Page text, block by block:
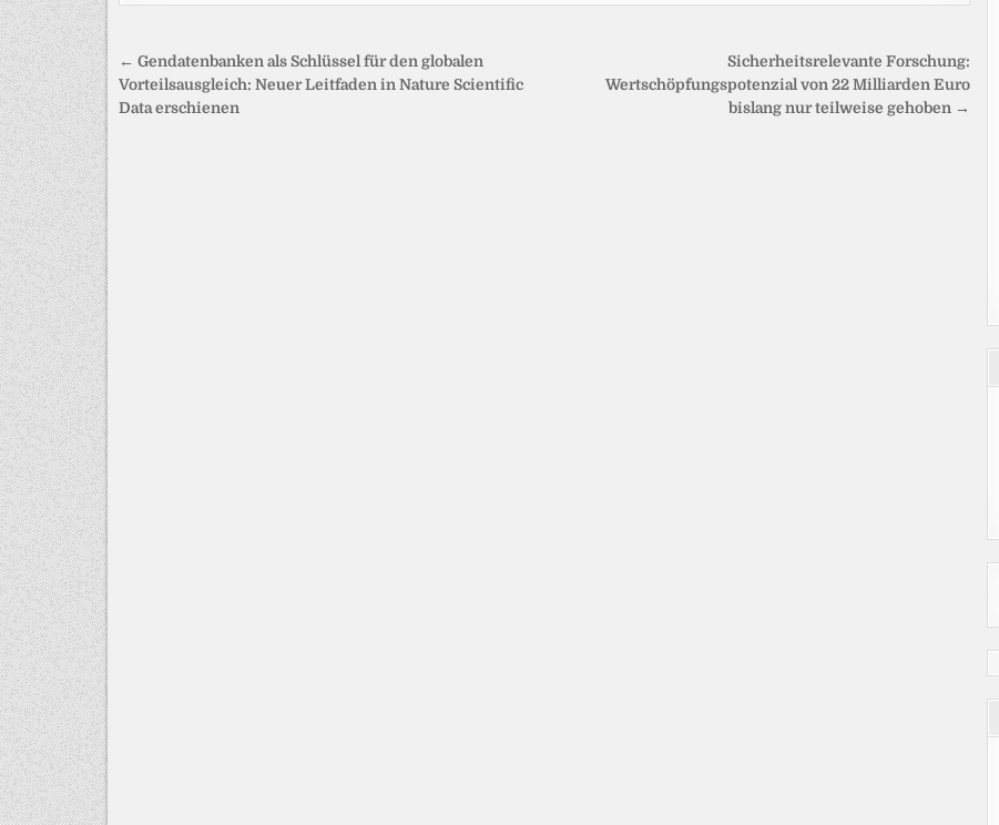
Beitragsnavigation
Sicherheitsrelevante Forschung:
Wertschöpfungspotenzial von 22 Milliarden Euro
bislang nur teilweise gehoben →
← Gendatenbanken als Schlüssel für den globalen
Vorteilsausgleich: Neuer Leitfaden in Nature Scientific
Data erschienen